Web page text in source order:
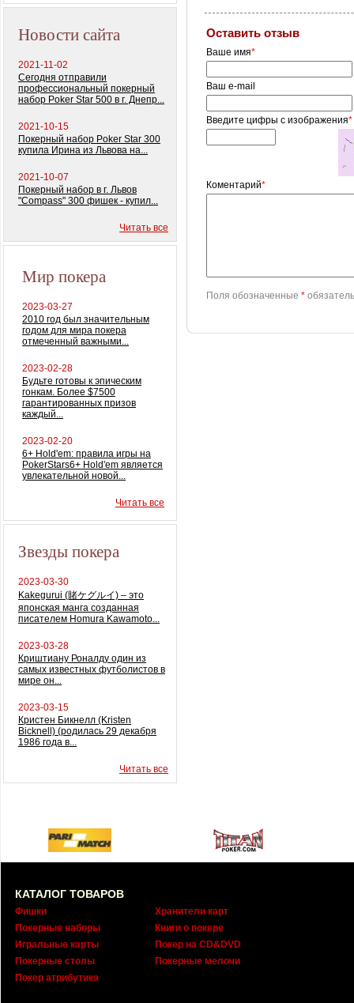
Новости сайта
2021-11-02
Сегодня отправили
профессиональный покерный
набор Poker Star 500 в г. Днепр...
2021-10-15
Покерный набор Poker Star 300
купила Ирина из Львова на...
2021-10-07
Покерный набор в г. Львов
"Compass" 300 фишек - купил...
Читать все
Мир покера
2023-03-27
2010 год был значительным
годом для мира покера
отмеченный важными...
2023-02-28
Будьте готовы к эпическим
гонкам. Более $7500
гарантированных призов
каждый...
2023-02-20
6+ Hold'em: правила игры на
PokerStars6+ Hold'em является
увлекательной новой...
Читать все
Звезды покера
2023-03-30
Kakegurui (賭ケグルイ) – это
японская манга созданная
писателем Homura Kawamoto...
2023-03-28
Криштиану Роналду один из
самых известных футболистов в
мире он...
2023-03-15
Кристен Бикнелл (Kristen
Bicknell) (родилась 29 декабря
1986 года в...
Читать все
Оставить отзыв
Ваше имя*
Ваш e-mail
Введите цифры с изображения*
Коментарий*
Поля обозначенные *
КАТАЛОГ ТОВАРОВ
Фишки
Покерные наборы
Игральные карты
Покерные столы
Покер атрибутика
Хранители карт
Книги о покере
Покер на CD&DVD
Покерные мелочи